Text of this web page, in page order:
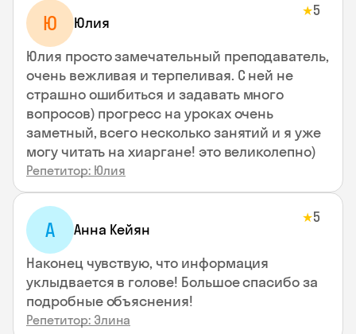
Ю Юлия
★5
Юлия просто замечательный преподаватель,
очень вежливая и терпеливая. С ней не
страшно ошибиться и задавать много
вопросов) прогресс на уроках очень
заметный, всего несколько занятий и я уже
могу читать на хиаргане! это великолепно)
Репетитор: Юлия
А Анна Кейян
★5
Наконец чувствую, что информация
уклыдвается в голове! Большое спасибо за
подробные объяснения!
Репетитор: Элина